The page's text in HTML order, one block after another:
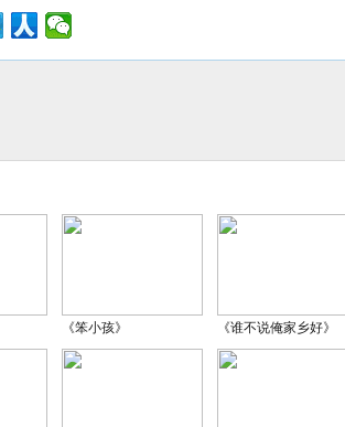
《笨小孩》 《谁不说俺家乡好》